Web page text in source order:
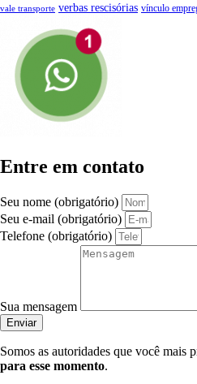
vale transporte verbas rescisórias vínculo
Entre em contato
Seu nome (obrigatório)
Seu e-mail (obrigatório)
Telefone (obrigatório)
Sua mensagem
Enviar
Somos as autoridades que você mais
para esse momento.